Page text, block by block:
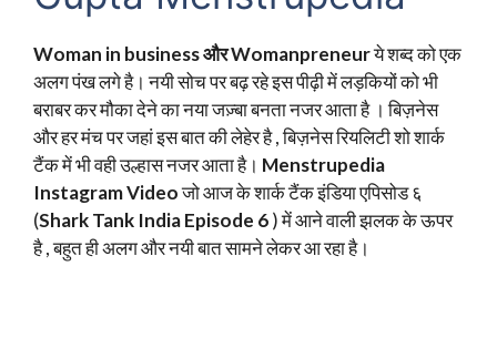
Woman in business और Womanpreneurये शब्द को एक
अलग पंख लगे है। नयी सोच पर बढ़ रहे इस पीढ़ी में लड़कियों को भी
बराबर कर मौका देने का नया जज़्बा बनता नजर आता है । बिज़नेस
और हर मंच पर जहां इस बात की लेहेर है , बिज़नेस रियलिटी शो शार्क
टैंक में भी वही उल्हास नजर आता है। Menstrupedia
Instagram Videoजो आज के शार्क टैंक इंडिया एपिसोड ६
(Shark Tank India Episode 6) में आने वाली झलक के ऊपर
है , बहुत ही अलग और नयी बात सामने लेकर आ रहा है।